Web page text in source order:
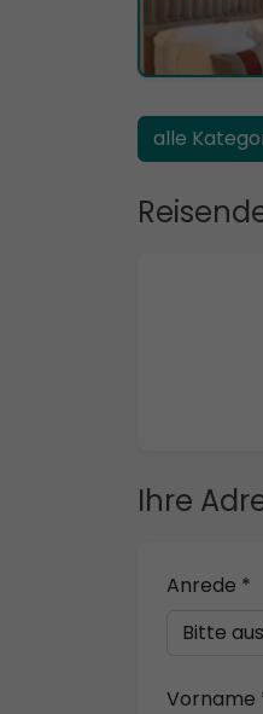
alle
Ihre
Anrede *
Vorname